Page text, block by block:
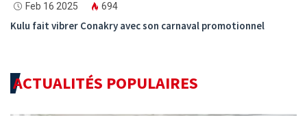
Feb 16 2025 694
Kulu fait vibrer Conakry avec son carnaval promotionnel
ACTUALITÉS POPULAIRES